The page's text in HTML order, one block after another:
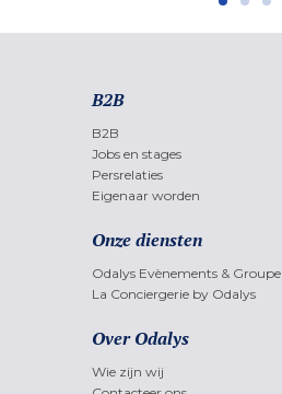
B2B
B2B
Jobs en stages
Persrelaties
Eigenaar worden
Onze diensten
Odalys Evènements & Groupe
La Conciergerie by Odalys
Over Odalys
Wie zijn wij